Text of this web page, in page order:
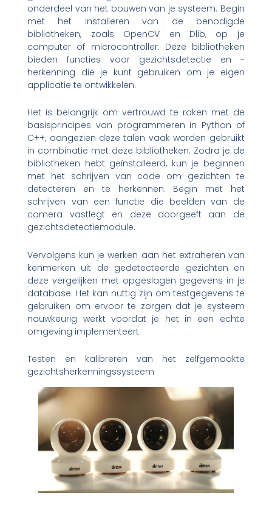
onderdeel van het bouwen van je systeem. Begin
met het installeren van de benodigde
bibliotheken, zoals OpenCV en Dlib, op je
computer of microcontroller. Deze bibliotheken
bieden functies voor gezichtsdetectie en -
herkenning die je kunt gebruiken om je eigen
applicatie te ontwikkelen.
Het is belangrijk om vertrouwd te raken met de
basisprincipes van programmeren in Python of
C++, aangezien deze talen vaak worden gebruikt
in combinatie met deze bibliotheken. Zodra je de
bibliotheken hebt geïnstalleerd, kun je beginnen
met het schrijven van code om gezichten te
detecteren en te herkennen. Begin met het
schrijven van een functie die beelden van de
camera vastlegt en deze doorgeeft aan de
gezichtsdetectiemodule.
Vervolgens kun je werken aan het extraheren van
kenmerken uit de gedetecteerde gezichten en
deze vergelijken met opgeslagen gegevens in je
database. Het kan nuttig zijn om testgegevens te
gebruiken om ervoor te zorgen dat je systeem
nauwkeurig werkt voordat je het in een echte
omgeving implementeert.
Testen en kalibreren van het zelfgemaakte
gezichtsherkenningssysteem